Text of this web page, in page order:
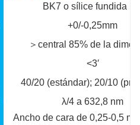
BK7 o sílice fundida
+0/-0,25mm
＞central 85% de la
<3′
40/20 (estándar); 20/10
λ/4 a 632,8 nm
Ancho de cara de 0,25-0,5